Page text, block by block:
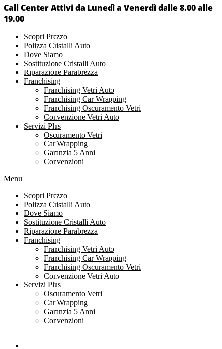
Call Center Attivi da Lunedì a Venerdì dalle 8.00 alle
19.00
Scopri Prezzo
Polizza Cristalli Auto
Dove Siamo
Sostituzione Cristalli Auto
Riparazione Parabrezza
Franchising
Franchising Vetri Auto
Franchising Car Wrapping
Franchising Oscuramento Vetri
Convenzione Vetri Auto
Servizi Plus
Oscuramento Vetri
Car Wrapping
Garanzia 5 Anni
Convenzioni
Menu
Scopri Prezzo
Polizza Cristalli Auto
Dove Siamo
Sostituzione Cristalli Auto
Riparazione Parabrezza
Franchising
Franchising Vetri Auto
Franchising Car Wrapping
Franchising Oscuramento Vetri
Convenzione Vetri Auto
Servizi Plus
Oscuramento Vetri
Car Wrapping
Garanzia 5 Anni
Convenzioni